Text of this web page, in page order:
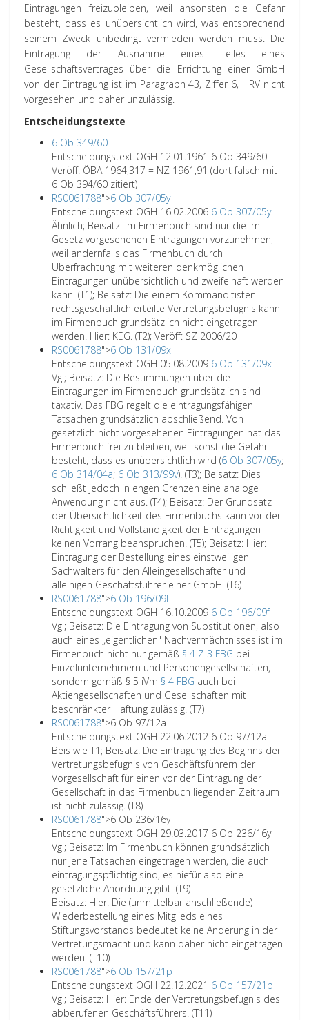
Eintragungen freizubleiben, weil ansonsten die Gefahr
besteht, dass es unübersichtlich wird, was entsprechend
seinem Zweck unbedingt vermieden werden muss. Die
Eintragung der Ausnahme eines Teiles eines
Gesellschaftsvertrages über die Errichtung einer GmbH
von der Eintragung ist im Paragraph 43, Ziffer 6, HRV nicht
vorgesehen und daher unzulässig.
Entscheidungstexte
6 Ob 349/60
Entscheidungstext OGH 12.01.1961 6 Ob 349/60
Veröff: ÖBA 1964,317 = NZ 1961,91 (dort falsch mit
6 Ob 394/60 zitiert)
RS0061788">6 Ob 307/05y
Entscheidungstext OGH 16.02.2006 6 Ob 307/05y
Ähnlich; Beisatz: Im Firmenbuch sind nur die im
Gesetz vorgesehenen Eintragungen vorzunehmen,
weil andernfalls das Firmenbuch durch
Überfrachtung mit weiteren denkmöglichen
Eintragungen unübersichtlich und zweifelhaft werden
kann. (T1); Beisatz: Die einem Kommanditisten
rechtsgeschäftlich erteilte Vertretungsbefugnis kann
im Firmenbuch grundsätzlich nicht eingetragen
werden. Hier: KEG. (T2); Veröff: SZ 2006/20
RS0061788">6 Ob 131/09x
Entscheidungstext OGH 05.08.2009 6 Ob 131/09x
Vgl; Beisatz: Die Bestimmungen über die
Eintragungen im Firmenbuch grundsätzlich sind
taxativ. Das FBG regelt die eintragungsfähigen
Tatsachen grundsätzlich abschließend. Von
gesetzlich nicht vorgesehenen Eintragungen hat das
Firmenbuch frei zu bleiben, weil sonst die Gefahr
besteht, dass es unübersichtlich wird (6 Ob 307/05y;
6 Ob 314/04a; 6 Ob 313/99v). (T3); Beisatz: Dies
schließt jedoch in engen Grenzen eine analoge
Anwendung nicht aus. (T4); Beisatz: Der Grundsatz
der Übersichtlichkeit des Firmenbuchs kann vor der
Richtigkeit und Vollständigkeit der Eintragungen
keinen Vorrang beanspruchen. (T5); Beisatz: Hier:
Eintragung der Bestellung eines einstweiligen
Sachwalters für den Alleingesellschafter und
alleinigen Geschäftsführer einer GmbH. (T6)
RS0061788">6 Ob 196/09f
Entscheidungstext OGH 16.10.2009 6 Ob 196/09f
Vgl; Beisatz: Die Eintragung von Substitutionen, also
auch eines „eigentlichen" Nachvermächtnisses ist im
Firmenbuch nicht nur gemäß § 4 Z 3 FBG bei
Einzelunternehmern und Personengesellschaften,
sondern gemäß § 5 iVm § 4 FBG auch bei
Aktiengesellschaften und Gesellschaften mit
beschränkter Haftung zulässig. (T7)
RS0061788">6 Ob 97/12a
Entscheidungstext OGH 22.06.2012 6 Ob 97/12a
Beis wie T1; Beisatz: Die Eintragung des Beginns der
Vertretungsbefugnis von Geschäftsführern der
Vorgesellschaft für einen vor der Eintragung der
Gesellschaft in das Firmenbuch liegenden Zeitraum
ist nicht zulässig. (T8)
RS0061788">6 Ob 236/16y
Entscheidungstext OGH 29.03.2017 6 Ob 236/16y
Vgl; Beisatz: Im Firmenbuch können grundsätzlich
nur jene Tatsachen eingetragen werden, die auch
eintragungspflichtig sind, es hiefür also eine
gesetzliche Anordnung gibt. (T9)
Beisatz: Hier: Die (unmittelbar anschließende)
Wiederbestellung eines Mitglieds eines
Stiftungsvorstands bedeutet keine Änderung in der
Vertretungsmacht und kann daher nicht eingetragen
werden. (T10)
RS0061788">6 Ob 157/21p
Entscheidungstext OGH 22.12.2021 6 Ob 157/21p
Vgl; Beisatz: Hier: Ende der Vertretungsbefugnis des
abberufenen Geschäftsführers. (T11)